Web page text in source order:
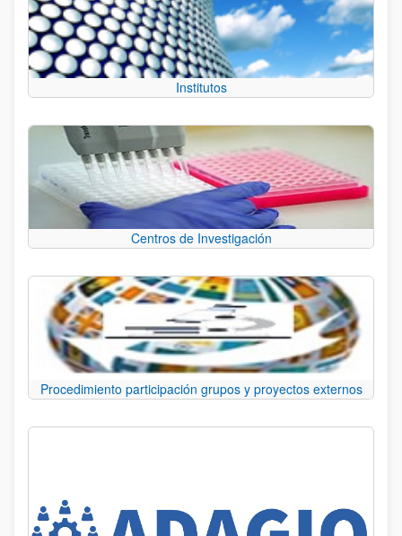
Institutos
Centros de Investigación
Procedimiento participación grupos y proyectos externos